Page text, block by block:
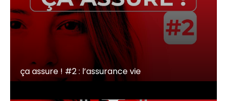
ça assure ! #2 : l’assurance vie